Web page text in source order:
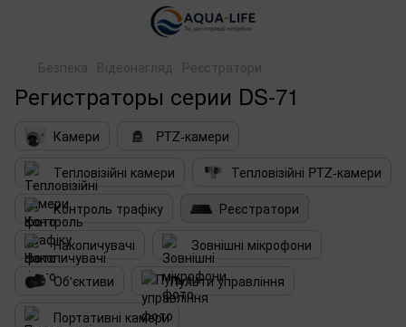
Безпека Відеонагляд Реєстратори
Регистраторы серии DS-71
Камери
PTZ-камери
Тепловізійні камери
Тепловізійні PTZ-камери
Контроль трафіку
Реєстратори
Накопичувачі
Зовнішні мікрофони
Об'єктиви
Пульти управління
Портативні камери